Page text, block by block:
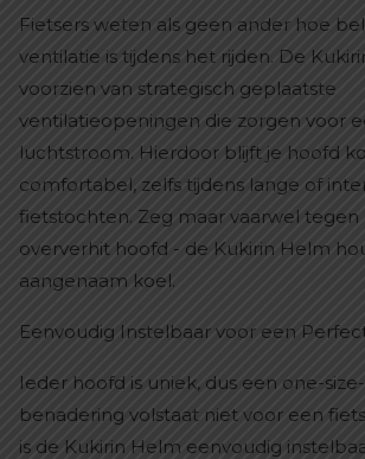
Fietsers weten als geen ander hoe
ventilatie is tijdens het rijden. De
voorzien van strategisch geplaatste
ventilatieopeningen die zorgen voor
luchtstroom. Hierdoor blijft je hoofd
comfortabel, zelfs tijdens lange of
fietstochten. Zeg maar vaarwel
oververhit hoofd - de Kukirin Helm
aangenaam koel.
Eenvoudig Instelbaar voor een
Ieder hoofd is uniek, dus een one-
benadering volstaat niet voor een
is de Kukirin Helm eenvoudig